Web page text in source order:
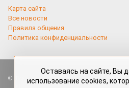
Карта сайта
Все новости
Правила общения
Политика конфиденциальности
Все права защищены. Любые
«Красраб.ру» сотрудниками
Оставаясь на сайте, Вы
использование cookies,